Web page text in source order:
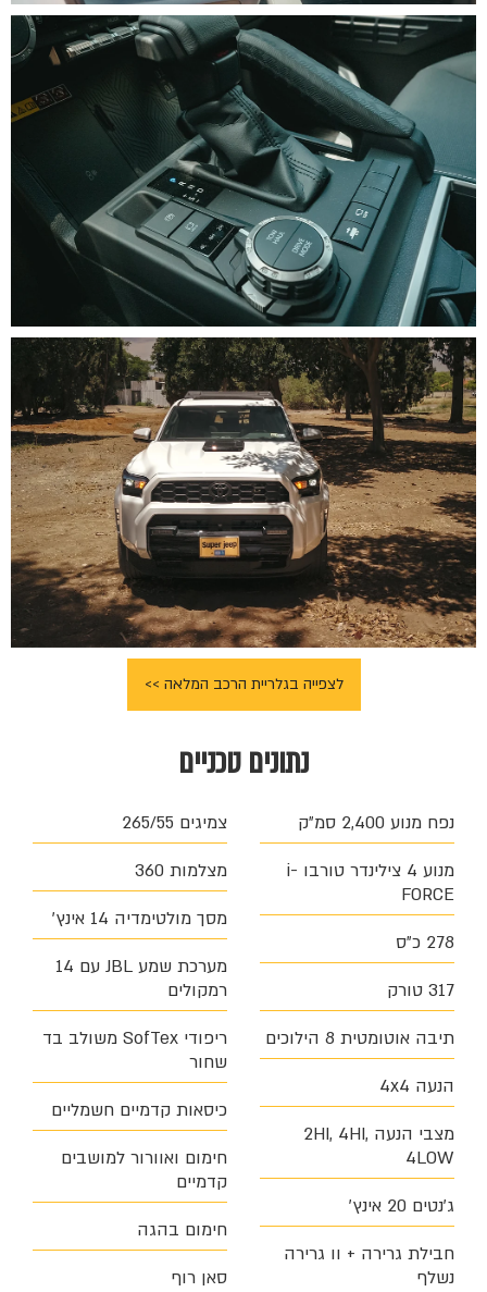
לצפייה בגלריית הרכב המלאה >>
נתונים טכניים
נפח מנוע 2,400 סמ״ק
מנוע 4 צילינדר טורבו i-
FORCE
278 כ״ס
317 טורק
תיבה אוטומטית 8 הילוכים
הנעה 4x4
מצבי הנעה 2HI, 4HI,
4LOW
ג׳נטים 20 אינץ׳
חבילת גרירה + וו גרירה
נשלף
צמיגים 265/55
מצלמות 360
מסך מולטימדיה 14 אינץ׳
מערכת שמע JBL עם 14
רמקולים
ריפודי SofTex משולב בד
שחור
כיסאות קדמיים חשמליים
חימום ואוורור למושבים
קדמיים
חימום בהגה
סאן רוף